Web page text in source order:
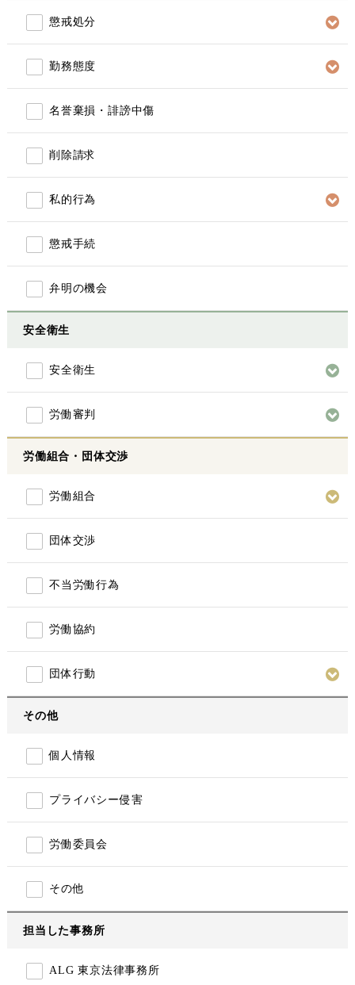
懲戒処分
勤務態度
名誉棄損・誹謗中傷
削除請求
私的行為
懲戒手続
弁明の機会
安全衛生
安全衛生
労働審判
労働組合・団体交渉
労働組合
団体交渉
不当労働行為
労働協約
団体行動
その他
個人情報
プライバシー侵害
労働委員会
その他
担当した事務所
ALG 東京法律事務所